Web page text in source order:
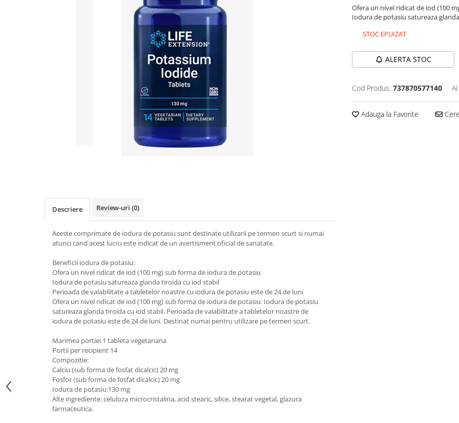
Quicksilver Scientific
Sanct Bernhard
Thorne Research
Trace Minerals
Vital Proteins
NOW Foods
Ofera un nivel ridicat de iod (100
Iodura de potasiu satureaza
STOC EPUIZAT
ALERTA STOC
Cod Produs: 737870577140
Adauga la Favorite
Descriere Review-uri (0)
Aceste comprimate de iodura de potasiu sunt destinate utilizarii pe termen scurt si numai
atunci cand acest lucru este indicat de un avertisment oficial de sanatate.
Beneficii iodura de potasiu:
Ofera un nivel ridicat de iod (100 mg) sub forma de iodura de potasiu
Iodura de potasiu satureaza glanda tiroida cu iod stabil
Perioada de valabilitate a tabletelor noastre cu iodura de potasiu este de 24 de luni
Ofera un nivel ridicat de iod (100 mg) sub forma de iodura de potasiu. Iodura de potasiu
satureaza glanda tiroida cu iod stabil. Perioada de valabilitate a tabletelor noastre de
iodura de potasiu este de 24 de luni. Destinat numai pentru utilizare pe termen scurt.
Marimea portiei 1 tableta vegetariana
Portii per recipient 14
Compozitie:
Calciu (sub forma de fosfat dicalcic) 20 mg
Fosfor (sub forma de fosfat dicalcic) 20 mg
Iodura de potasiu:130 mg
Alte ingrediente: celuloza microcristalina, acid stearic, silice, stearat vegetal, glazura
farmaceutica.